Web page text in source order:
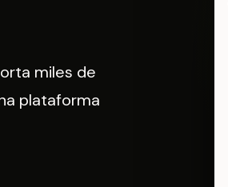
miles de
plataforma